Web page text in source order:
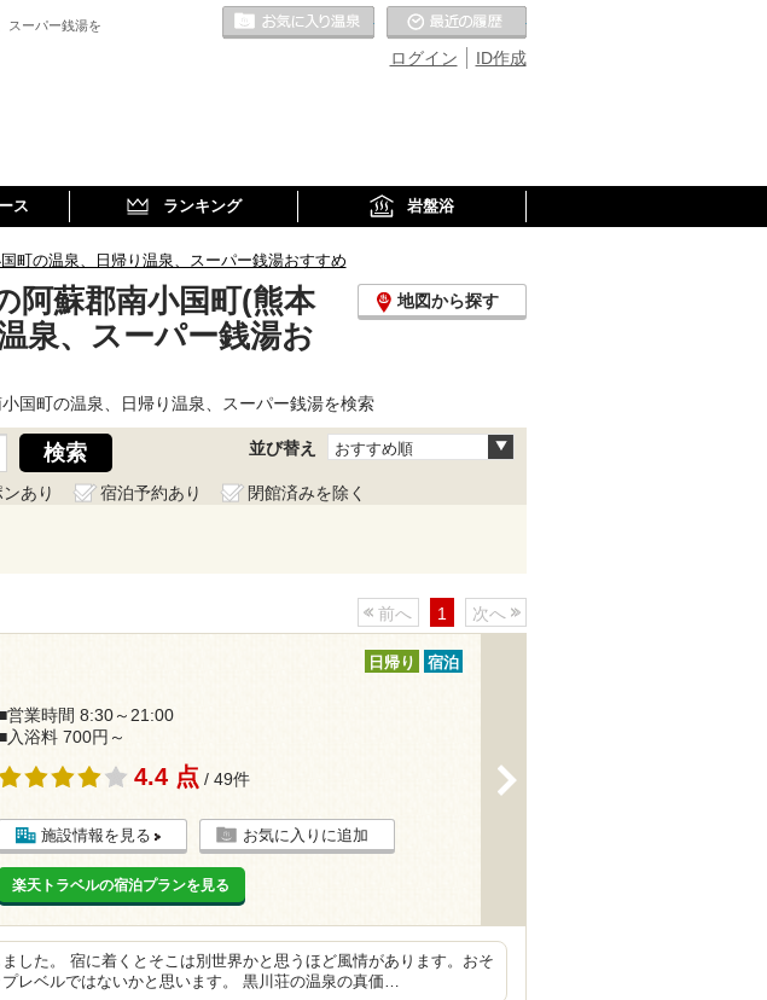
スーパー銭湯を
ID作成
ログイン
お気に入りの温泉
ス ランキング 岩盤浴
町の温泉、日帰り温泉、スーパー銭湯おすすめ
阿蘇郡南小国町(熊本
泉、スーパー銭湯お
地図から探す
国町の温泉、日帰り温泉、スーパー銭湯を検索
並び替え おすすめ順
あり 宿泊予約あり
閉館済みを除く
前へ 1 次へ
日帰り 宿泊
営業時間 8:30～21:00
入浴料 700円～
4.4 点 / 49件
施設情報を見る お気に入りに追加
楽天トラベルの宿泊プランを見る
した。 宿に着くとそこは別世界かと思うほど風情があります。おそ
レベルではないかと思います。 黒川荘の温泉の真価…